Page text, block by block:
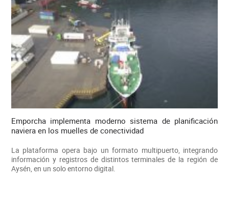
Emporcha implementa moderno sistema de planificación
naviera en los muelles de conectividad
La plataforma opera bajo un formato multipuerto, integrando
información y registros de distintos terminales de la región de
Aysén, en un solo entorno digital.